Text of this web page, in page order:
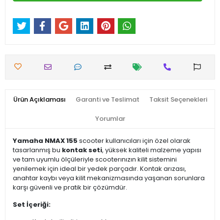
Ürün Açıklaması Garanti ve Teslimat Taksit Seçenekleri
Yorumlar
Yamaha NMAX 155 scooter kullanıcıları için özel olarak
tasarlanmış bu kontak seti, yüksek kaliteli malzeme yapısı
ve tam uyumlu ölçüleriyle scooterınızın kilit sistemini
yenilemek için ideal bir yedek parçadır. Kontak arızası,
anahtar kaybı veya kilit mekanizmasında yaşanan sorunlara
karşı güvenli ve pratik bir çözümdür.
Set İçeriği: